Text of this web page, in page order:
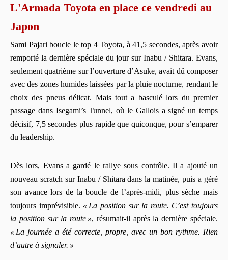
L'Armada Toyota en place ce vendredi au
Japon
Sami Pajari boucle le top 4 Toyota, à 41,5 secondes, après avoir
remporté la dernière spéciale du jour sur Inabu / Shitara. Evans,
seulement quatrième sur l’ouverture d’Asuke, avait dû composer
avec des zones humides laissées par la pluie nocturne, rendant le
choix des pneus délicat. Mais tout a basculé lors du premier
passage dans Isegami’s Tunnel, où le Gallois a signé un temps
décisif, 7,5 secondes plus rapide que quiconque, pour s’emparer
du leadership.
Dès lors, Evans a gardé le rallye sous contrôle. Il a ajouté un
nouveau scratch sur Inabu / Shitara dans la matinée, puis a géré
son avance lors de la boucle de l’après‑midi, plus sèche mais
toujours imprévisible. « La position sur la route. C’est toujours
la position sur la route », résumait-il après la dernière spéciale.
« La journée a été correcte, propre, avec un bon rythme. Rien
d’autre à signaler. »